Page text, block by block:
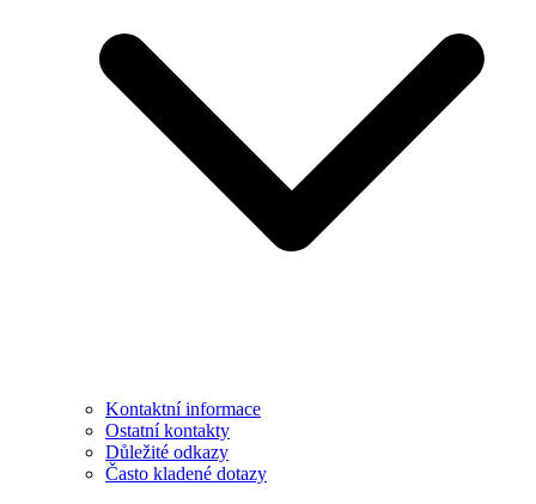
Kontaktní informace
Ostatní kontakty
Důležité odkazy
Často kladené dotazy